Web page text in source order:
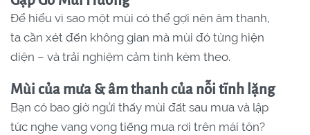
Để hiểu vì sao một mùi có thể gợi nên âm thanh,
ta cần xét đến không gian mà mùi đó từng hiện
diện – và trải nghiệm cảm tính kèm theo.
Mùi của mưa & âm thanh của nỗi tĩnh lặng
Bạn có bao giờ ngửi thấy mùi đất sau mưa và lập
tức nghe vang vọng tiếng mưa rơi trên mái tôn?